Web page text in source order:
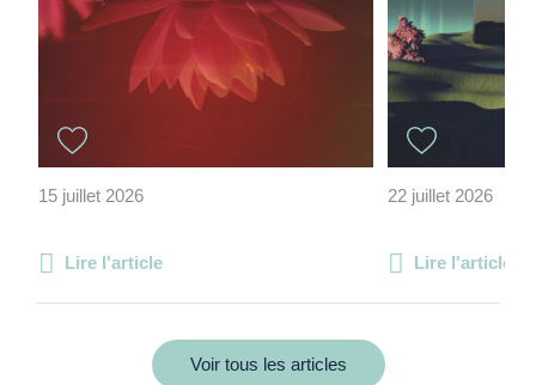
15 juillet 2026
Lire l'article
22 juillet 2026
Lire l'article
Voir tous les articles